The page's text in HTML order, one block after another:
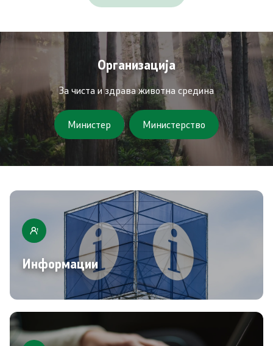
Јавни огласи
Завршени јавни огласи
Конкурси
Завршени конкурси
Изјава за пристапност
Со еден клик до сите услуги
Организација
За чиста и здрава животна средина
Министер Министерство
Информации